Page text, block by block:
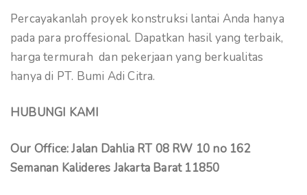
Percayakanlah proyek konstruksi lantai Anda hanya
pada para proffesional. Dapatkan hasil yang terbaik,
harga termurah dan pekerjaan yang berkualitas
hanya di PT. Bumi Adi Citra.
HUBUNGI KAMI
Our Office: Jalan Dahlia RT 08 RW 10 no 162
Semanan Kalideres Jakarta Barat 11850